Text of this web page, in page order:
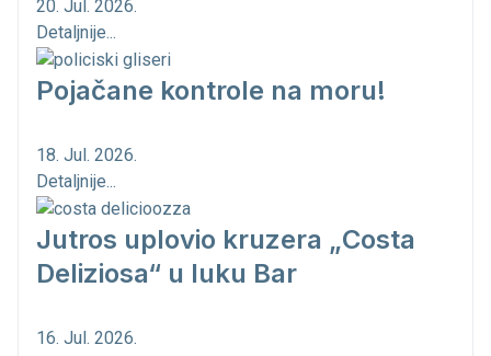
20. Jul. 2026.
Detaljnije...
Pojačane kontrole na moru!
18. Jul. 2026.
Detaljnije...
Jutros uplovio kruzera „Costa
Deliziosa“ u luku Bar
16. Jul. 2026.